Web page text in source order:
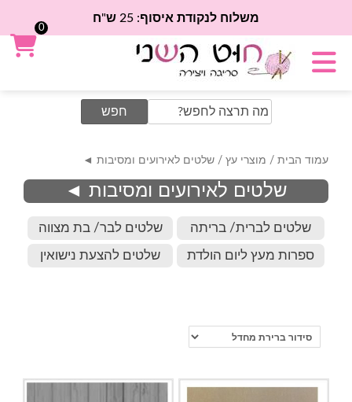
משלוח לנקודת איסוף: 25 ש"ח
Search
for:
עמוד הבית / מוצרי עץ / שלטים לאירועים ומסיבות ◄
שלטים לאירועים ומסיבות ◄
שלטים לברית/ בריתה שלטים לבר/ בת מצווה
ספרות מעץ ליום הולדת שלטים להצעת נישואין
0